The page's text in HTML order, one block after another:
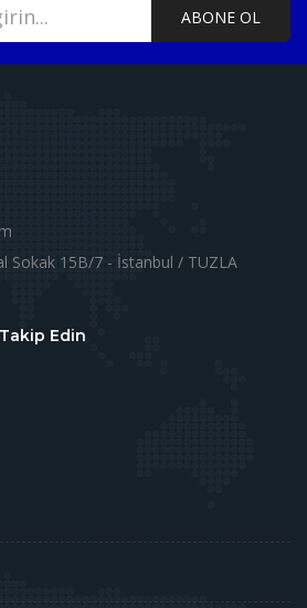
ABONE OL
Sokak 15B/7 - İstanbul / TUZLA
Edin